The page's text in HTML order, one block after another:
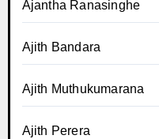
Ajantha Ranasinghe
Ajith Bandara
Ajith Muthukumarana
Ajith Perera